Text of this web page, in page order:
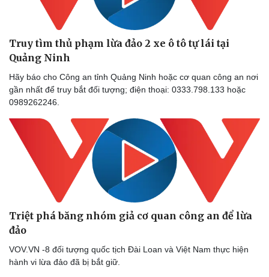
Sức khỏe
Dinh dưỡng - món ngon
Sản phụ khoa
Nhi khoa
Làm đẹp - giảm cân
Phòng mạch online
Đời sống
Nhà đẹp
Tình yêu - Gia đình
Truy tìm thủ phạm lừa đảo 2 xe ô tô tự lái tại
Quảng Ninh
Hãy báo cho Công an tỉnh Quảng Ninh hoặc cơ quan công an nơi
gần nhất để truy bắt đối tượng; điện thoại: 0333.798.133 hoặc
0989262246.
Triệt phá băng nhóm giả cơ quan công an để lừa
đảo
VOV.VN -8 đối tượng quốc tịch Đài Loan và Việt Nam thực hiện
hành vi lừa đảo đã bị bắt giữ.